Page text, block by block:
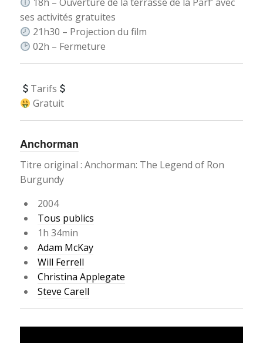
ses activités gratuites
21h30 – Projection du film
02h – Fermeture
Tarifs
Gratuit
Anchorman
Titre original : Anchorman: The Legend of Ron
Burgundy
2004
Tous publics
1h 34min
Adam McKay
Will Ferrell
Christina Applegate
Steve Carell